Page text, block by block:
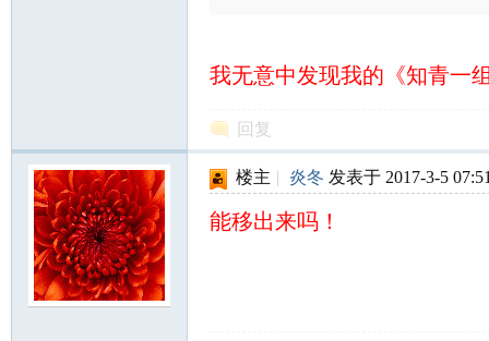
我无意中发现我的《知青一
回复
楼主 | 炎冬 发表于 2017-3-5
能移出来吗！